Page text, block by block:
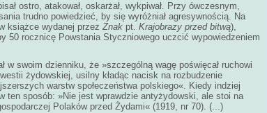
ostro, atakował, oskarżał, wykpiwał. Przy ówczesnym,
trudno powiedzieć, by się wyróżniał agresywnością. Na
książce wydanej przez Znak pt. Krajobrazy przed bitwą),
50 rocznicę Powstania Styczniowego uczcić wypowiedzeniem
w swoim dzienniku, że »szczególną wagę poświęcał ruchowi
żydowskiej, usilny kładąc nacisk na rozbudzenie
warstw społeczeństwa polskiego«. Kiedy indziej
ten sposób: »Nie jest wprawdzie antyżydowski, ale stoi na
Polaków przed Żydami« (1919, nr 70). (...)